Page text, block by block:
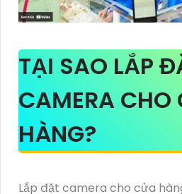
TẠI SAO LẮP
CAMERA CHO
HÀNG?
Lắp đặt camera cho cửa